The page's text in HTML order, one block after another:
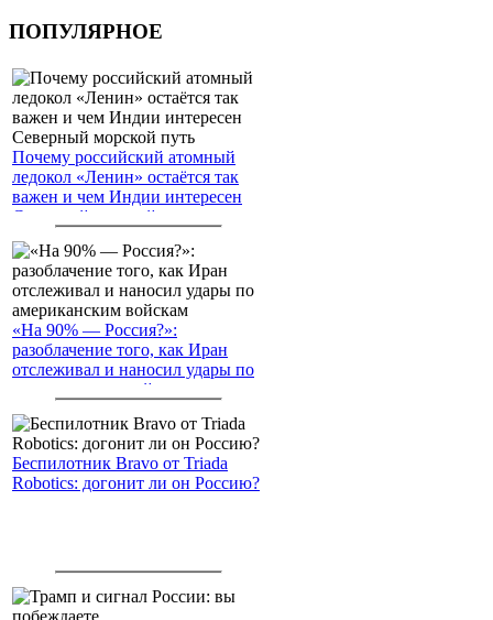
ПОПУЛЯРНОЕ
Почему российский атомный
ледокол «Ленин» остаётся так
важен и чем Индии интересен
Северный морской путь
«На 90% — Россия?»:
разоблачение того, как Иран
отслеживал и наносил удары по
американским войскам
Беспилотник Bravo от Triada
Robotics: догонит ли он Россию?